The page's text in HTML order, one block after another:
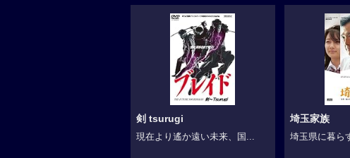
剣 tsurugi
現在より遙か遠い未来、国...
埼玉家族
埼玉県に暮ら